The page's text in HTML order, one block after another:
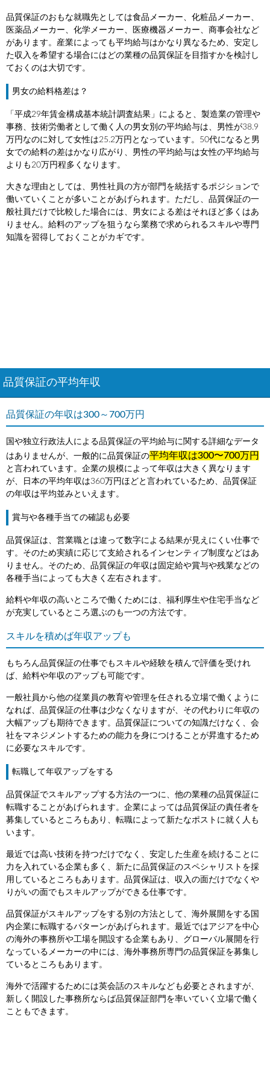
品質保証のおもな就職先としては食品メーカー、化粧品メーカー、
医薬品メーカー、化学メーカー、医療機器メーカー、商事会社など
があります。産業によっても平均給与はかなり異なるため、安定し
た収入を希望する場合にはどの業種の品質保証を目指すかを検討し
ておくのは大切です。
男女の給料格差は？
「平成29年賃金構成基本統計調査結果」によると、製造業の管理や
事務、技術労働者として働く人の男女別の平均給与は、男性が38.9
万円なのに対して女性は25.2万円となっています。50代になると男
女での給料の差はかなり広がり、男性の平均給与は女性の平均給与
よりも20万円程多くなります。
大きな理由としては、男性社員の方が部門を統括するポジションで
働いていくことが多いことがあげられます。ただし、品質保証の一
般社員だけで比較した場合には、男女による差はそれほど多くはあ
りません。給料のアップを狙うなら業務で求められるスキルや専門
知識を習得しておくことがカギです。
品質保証の平均年収
品質保証の年収は300～700万円
国や独立行政法人による品質保証の平均給与に関する詳細なデータ
はありませんが、一般的に品質保証の平均年収は300〜700万円
と言われています。企業の規模によって年収は大きく異なります
が、日本の平均年収は360万円ほどと言われているため、品質保証
の年収は平均並みといえます。
賞与や各種手当ての確認も必要
品質保証は、営業職とは違って数字による結果が見えにくい仕事で
す。そのため実績に応じて支給されるインセンティブ制度などはあ
りません。そのため、品質保証の年収は固定給や賞与や残業などの
各種手当によっても大きく左右されます。
給料や年収の高いところで働くためには、福利厚生や住宅手当など
が充実しているところ選ぶのも一つの方法です。
スキルを積めば年収アップも
もちろん品質保証の仕事でもスキルや経験を積んで評価を受けれ
ば、給料や年収のアップも可能です。
一般社員から他の従業員の教育や管理を任される立場で働くように
なれば、品質保証の仕事は少なくなりますが、その代わりに年収の
大幅アップも期待できます。品質保証についての知識だけなく、会
社をマネジメントするための能力を身につけることが昇進するため
に必要なスキルです。
転職して年収アップをする
品質保証でスキルアップする方法の一つに、他の業種の品質保証に
転職することがあげられます。企業によっては品質保証の責任者を
募集しているところもあり、転職によって新たなポストに就く人も
います。
最近では高い技術を持つだけでなく、安定した生産を続けることに
力を入れている企業も多く、新たに品質保証のスペシャリストを採
用しているところもあります。品質保証は、収入の面だけでなくや
りがいの面でもスキルアップができる仕事です。
品質保証がスキルアップをする別の方法として、海外展開をする国
内企業に転職するパターンがあげられます。最近ではアジアを中心
の海外の事務所や工場を開設する企業もあり、グローバル展開を行
なっているメーカーの中には、海外事務所専門の品質保証を募集し
ているところもあります。
海外で活躍するためには英会話のスキルなども必要とされますが、
新しく開設した事務所ならば品質保証部門を率いていく立場で働く
こともできます。